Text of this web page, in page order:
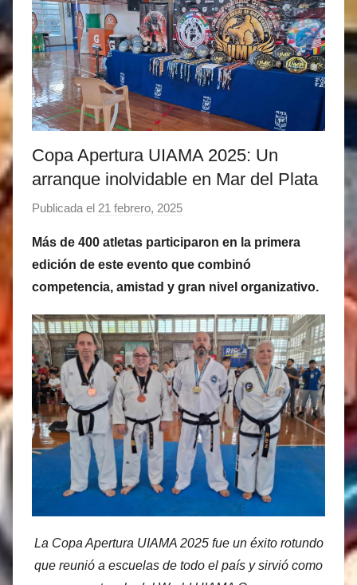
Copa Apertura UIAMA 2025: Un
arranque inolvidable en Mar del Plata
Publicada el 21 febrero, 2025
r
M
a
t
í
a
s
M
a
i
n
e
z
Más de 400 atletas participaron en la primera
edición de este evento que combinó
competencia, amistad y gran nivel organizativo.
La Copa Apertura UIAMA 2025 fue un éxito rotundo
que reunió a escuelas de todo el país y sirvió como